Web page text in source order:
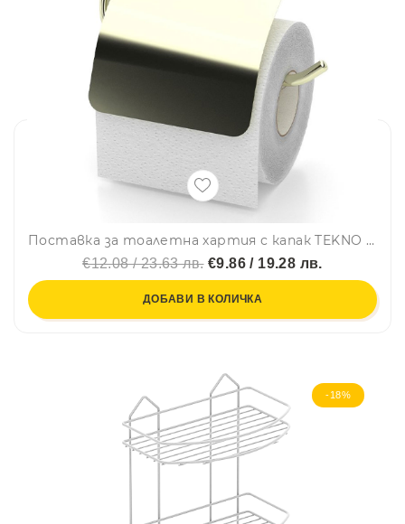
Поставка за тоалетна хартия с капак TEKNO TEL TR EF 238G, 15х13 см, Двойно залепване, Златист
€12.08 / 23.63 лв.€9.86 / 19.28 лв.
ДОБАВИ В КОЛИЧКА
-18%